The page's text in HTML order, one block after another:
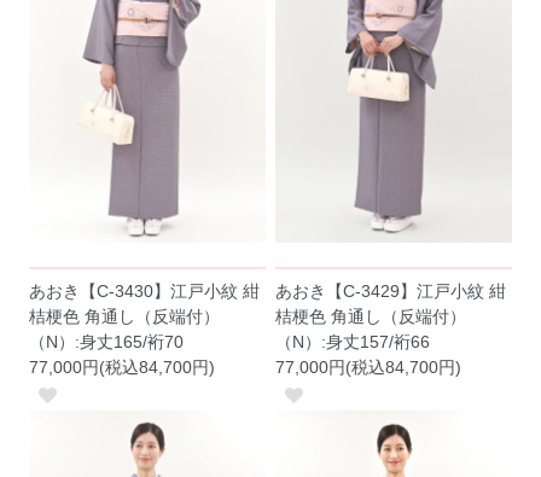
あおき【C-3430】江戸小紋 紺
桔梗色 角通し（反端付）
（N）:身丈165/裄70
77,000円(税込84,700円)
あおき【C-3429】江戸小紋 紺
桔梗色 角通し（反端付）
（N）:身丈157/裄66
77,000円(税込84,700円)